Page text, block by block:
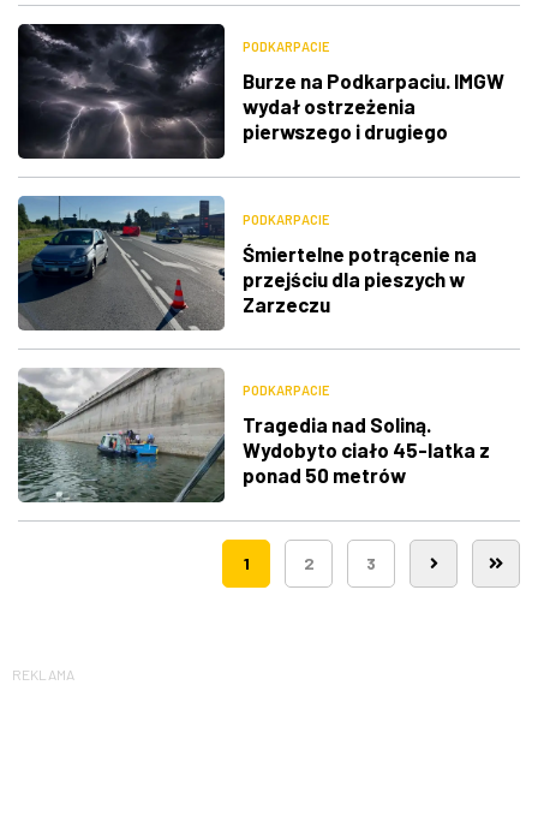
PODKARPACIE
Burze na Podkarpaciu. IMGW
wydał ostrzeżenia
pierwszego i drugiego
PODKARPACIE
Śmiertelne potrącenie na
przejściu dla pieszych w
Zarzeczu
PODKARPACIE
Tragedia nad Soliną.
Wydobyto ciało 45-latka z
ponad 50 metrów
1 2 3
REKLAMA